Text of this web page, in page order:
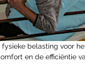
belasting voor
en de efficiëntie